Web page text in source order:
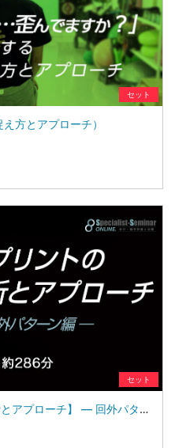
セット
方とアプローチ）
セット
🎥【シンスプリントの動作分析とアプローチ】 ― 回外パターン編 ―